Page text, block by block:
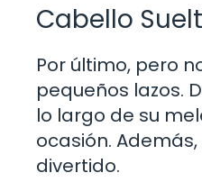
Cabello
Por último, pero
pequeños lazos.
lo largo de su
ocasión.
divertido.